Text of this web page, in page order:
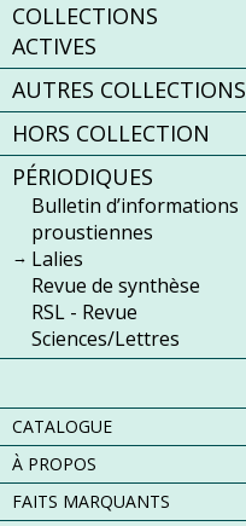
COLLECTIONS
ACTIVES
AUTRES COLLECTIONS
HORS COLLECTION
PÉRIODIQUES
Bulletin d’informations
proustiennes
Lalies
Revue de synthèse
RSL - Revue
Sciences/Lettres
CATALOGUE
À PROPOS
FAITS MARQUANTS